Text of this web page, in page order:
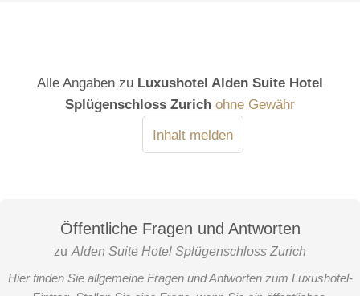
Alle Angaben zu Luxushotel Alden Suite Hotel
Splügenschloss Zurich ohne Gewähr
Inhalt melden
Öffentliche Fragen und Antworten
zu Alden Suite Hotel Splügenschloss Zurich
Hier finden Sie allgemeine Fragen und Antworten zum Luxushotel-